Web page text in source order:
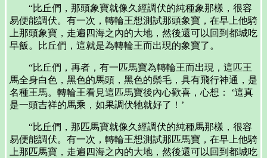
“比丘們，那頭象寶就像久經調伏的純種象那樣，很容
易便能調伏。有一次，轉輪王想測試那頭象寶，在早上他騎
上那頭象寶，走遍四海之內的大地，然後還可以回到都城吃
早飯。比丘們，這就是為轉輪王而出現的象寶了。
“比丘們，再者，有一匹馬寶為轉輪王而出現，這匹王
馬全身白色，黑色的馬頭，黑色的鬃毛，具有飛行神通，是
名種王馬。轉輪王看見這匹馬寶後內心歡喜，心想： ‘這真
是一頭吉祥的馬乘，如果調伏牠就好了！’
“比丘們，那匹馬寶就像久經調伏的純種馬那樣，很容
易便能調伏。有一次，轉輪王想測試那匹馬寶，在早上他騎
上那匹馬寶，走遍四海之內的大地，然後還可以回到都城吃